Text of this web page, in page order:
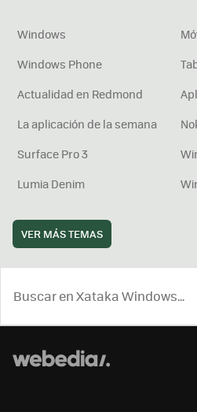
Windows
Windows Phone
Actualidad en Redmond
La aplicación de la semana
Surface Pro 3
Lumia Denim
VER MÁS TEMAS